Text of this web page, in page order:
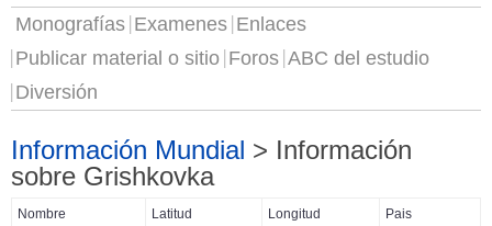
Monografías Examenes Enlaces
Publicar material o sitio Foros ABC del estudio
Diversión
Información Mundial > Información
sobre Grishkovka
Nombre Latitud Longitud Pais